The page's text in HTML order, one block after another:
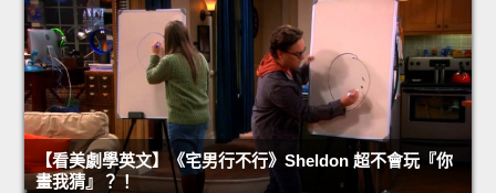
【看美劇學英文】《宅男行不行》Sheldon 超不會玩『你
畫我猜』？！